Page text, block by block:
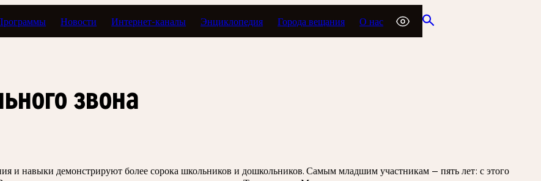
Новости Интернет-каналы Энциклопедия Города вещания О нас
звона
и навыки демонстрируют более сорока школьников и дошкольников. Самым младшим участникам — пять лет: с этого